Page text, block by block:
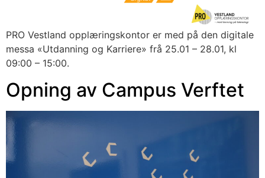
PRO Vestland opplæringskontor er med på den digitale
messa «Utdanning og Karriere» frå 25.01 – 28.01, kl
09:00 – 15:00.
Opning av Campus Verftet